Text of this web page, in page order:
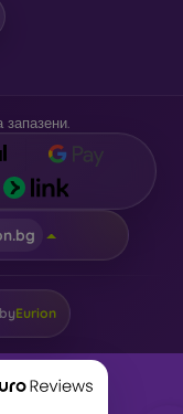
Eurion